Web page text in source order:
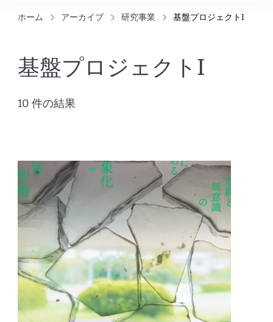
芸術センター
ホーム アーカイブ 研究事業 基盤プロジェクトI
基盤プロジェクトI
10 件の結果